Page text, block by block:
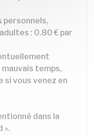
personnels,
: 0.80 € par
temps,
si vous venez en
dans la
».